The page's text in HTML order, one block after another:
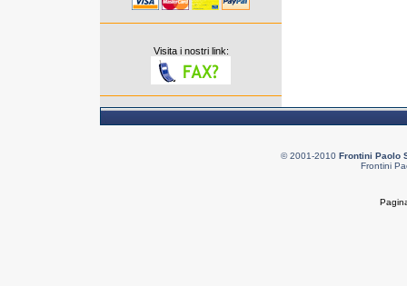
Visita i nostri link:
© 2001-2010 Frontini Paolo
Frontini